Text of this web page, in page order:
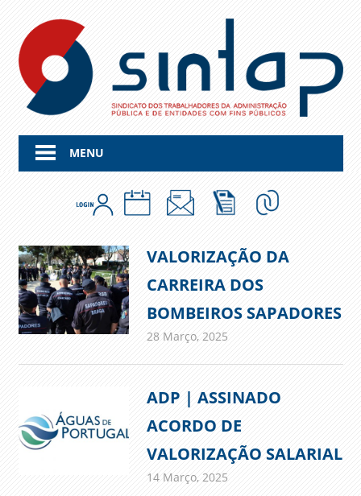
content
MENU
VALORIZAÇÃO DA
CARREIRA DOS
BOMBEIROS SAPADORES
28 Março, 2025
ADP | ASSINADO
ACORDO DE
VALORIZAÇÃO SALARIAL
14 Março, 2025